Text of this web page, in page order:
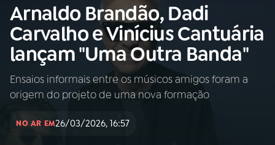
Buscar
na
Rádio
Nacional
Buscar
AO VIVO
INÍCIO
Arnaldo Brandão, Dadi
Carvalho e Vinícius Cantuária
lançam "Uma Outra Banda"
Ensaios informais entre os músicos amigos foram a
origem do projeto de uma nova formação
NO AR EM26/03/2026, 16:57